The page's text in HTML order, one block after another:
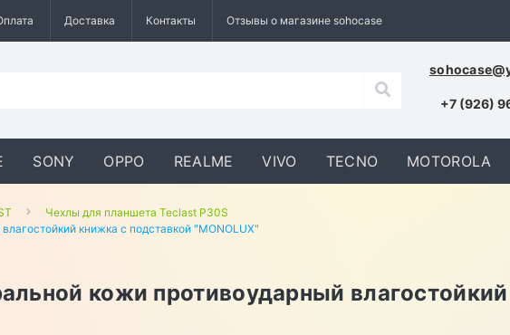
Доставка Контакты Отзывы о магазине sohocase
+7 (926)
SONY OPPO REALME VIVO TECNO MOTOROLA
Чехлы для планшета Teclast P30S
книжка с подставкой "MONOLUX"
кожи противоударный